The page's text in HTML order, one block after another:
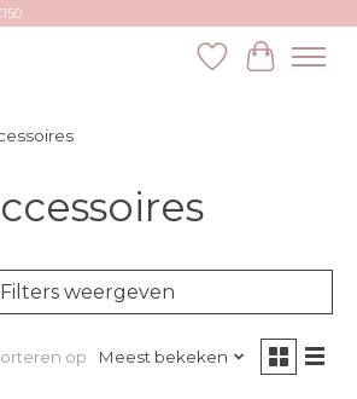
Verlanglijst
Filters weergeven
op Meest bekeken